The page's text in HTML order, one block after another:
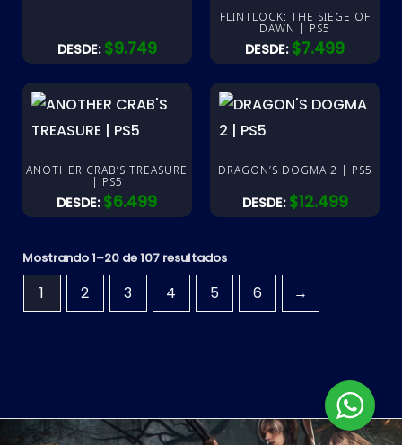
DESDE: $9.749
FLINTLOCK: THE SIEGE OF
DAWN | PS5
DESDE: $7.499
ANOTHER CRAB’S TREASURE
| PS5
DESDE: $6.499
DRAGON’S DOGMA 2 | PS5
DESDE: $12.499
Mostrando 1–20 de 107 resultados
1 2 3 4 5 6 →